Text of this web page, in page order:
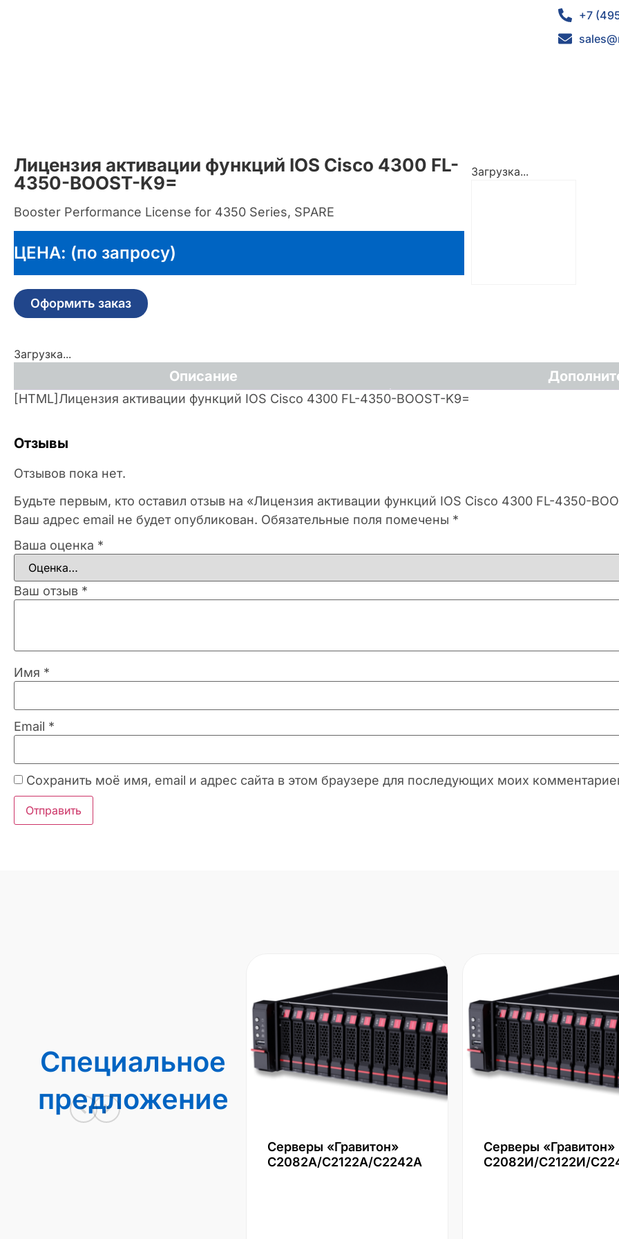
+7
Лицензия активации функций IOS Cisco 4300 FL-
4350-BOOST-K9=
Booster Performance License for 4350 Series, SPARE
ЦЕНА: (по запросу)
Оформить заказ
Загрузка...
Загрузка...
Описание
[HTML]Лицензия активации функций IOS Cisco 4300 FL-4350-BOOST-K9=
Отзывы
Отзывов пока нет.
Будьте первым, кто оставил отзыв на «Лицензия активации функций IOS Cisco 4300 FL-4350-
Ваш адрес email не будет опубликован. Обязательные поля помечены *
Ваша оценка *
Ваш отзыв *
Имя *
Email *
Сохранить моё имя, email и адрес сайта в этом браузере для последующих моих
Специальное
предложение
Серверы «Гравитон»
С2082А/С2122А/С2242А
Серверы «Гравитон»
С2082И/С2122И/